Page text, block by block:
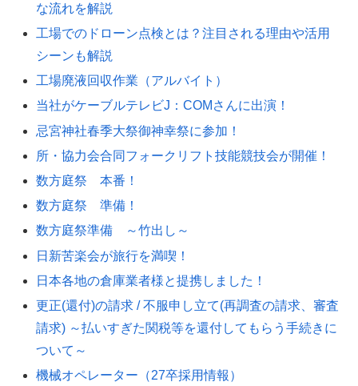
な流れを解説
工場でのドローン点検とは？注目される理由や活用
シーンも解説
工場廃液回収作業（アルバイト）
当社がケーブルテレビJ：COMさんに出演！
忌宮神社春季大祭御神幸祭に参加！
所・協力会合同フォークリフト技能競技会が開催！
数方庭祭 本番！
数方庭祭 準備！
数方庭祭準備 ～竹出し～
日新苦楽会が旅行を満喫！
日本各地の倉庫業者様と提携しました！
更正(還付)の請求 / 不服申し立て(再調査の請求、審査
請求) ～払いすぎた関税等を還付してもらう手続きに
ついて～
機械オペレーター（27卒採用情報）